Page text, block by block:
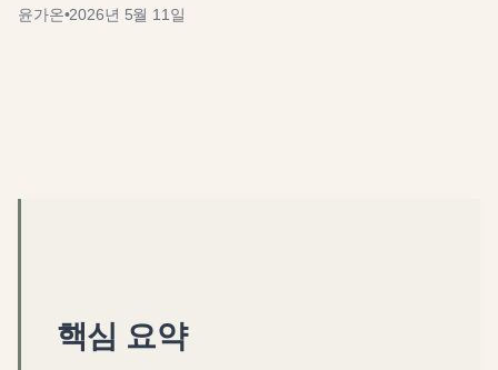
윤가온•2026년 5월 11일
핵심 요약